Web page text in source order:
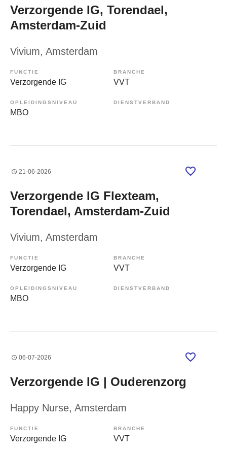
Verzorgende IG, Torendael,
Amsterdam-Zuid
Vivium, Amsterdam
FUNCTIE
Verzorgende IG
BRANCHE
VVT
OPLEIDINGSNIVEAU
MBO
DIENSTVERBAND
21-06-2026
Verzorgende IG Flexteam,
Torendael, Amsterdam-Zuid
Vivium, Amsterdam
FUNCTIE
Verzorgende IG
BRANCHE
VVT
OPLEIDINGSNIVEAU
MBO
DIENSTVERBAND
06-07-2026
Verzorgende IG | Ouderenzorg
Happy Nurse, Amsterdam
FUNCTIE
Verzorgende IG
BRANCHE
VVT